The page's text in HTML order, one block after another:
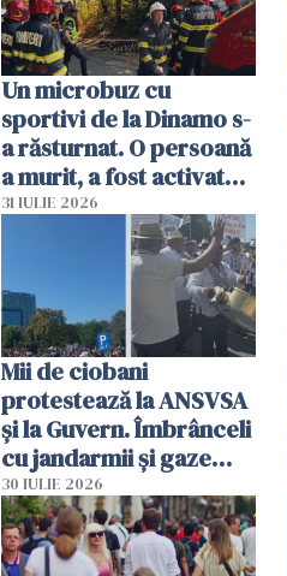
Un microbuz cu
sportivi de la Dinamo s-
a răsturnat. O persoană
a murit, a fost activat
planul roșu de
31 IULIE 2026
Mii de ciobani
protestează la ANSVSA
și la Guvern. Îmbrânceli
cu jandarmii și gaze
lacrimogene
30 IULIE 2026